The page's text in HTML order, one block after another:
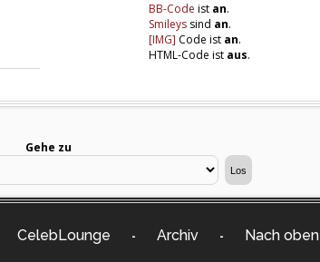
BB-Code ist an.
Smileys sind an.
[IMG] Code ist an.
HTML-Code ist aus.
Gehe zu
CelebLounge - Archiv - Nach oben